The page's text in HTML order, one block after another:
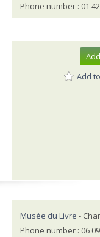
Phone number : 01
Add
Musée du Livre -
Phone number : 06